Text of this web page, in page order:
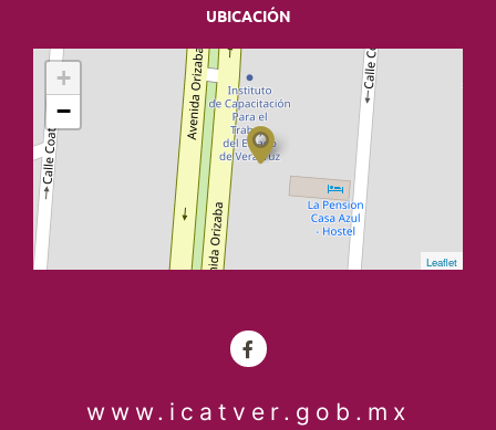
UBICACIÓN
+
−
Leaflet
www.icatver.gob.mx